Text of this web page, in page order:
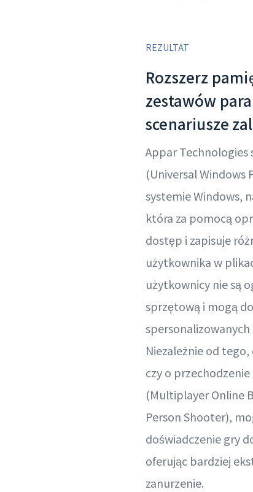
REZULTAT
Rozszerz
zestawów
scenariusze
Appar Technologies
(Universal Windows
systemie Windows,
która za pomocą
dostęp i zapisuje
użytkownika w
użytkownicy nie są
sprzętową i mogą
Niezależnie od
czy o
(Multiplayer Online
Person Shooter),
doświadczenie gry
oferując bardziej
zanurzenie.